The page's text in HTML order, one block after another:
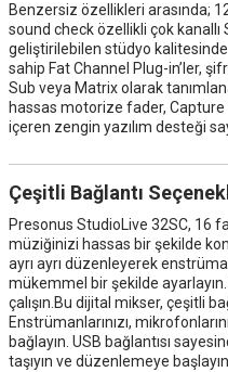
Benzersiz özellikleri arasında;
sound check özellikli çok kanallı
geliştirilebilen stüdyo
sahip Fat Channel Plug-in’ler,
Sub veya Matrix olarak
hassas motorize fader, Capture
içeren zengin yazılım desteği
Çeşitli Bağlantı
Presonus StudioLive 32SC, 16
müziğinizi hassas bir şekilde
ayrı ayrı düzenleyerek
mükemmel bir şekilde
çalışın.Bu dijital mikser, çeşitli
Enstrümanlarınızı,
bağlayın. USB bağlantısı
taşıyın ve düzenlemeye